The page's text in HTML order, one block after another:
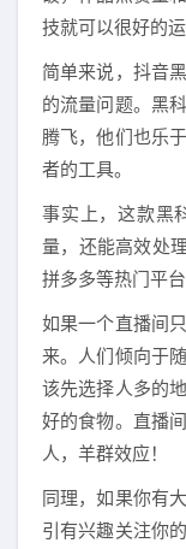
技就可以很好的
简单来说，抖音
的流量问题。黑
腾飞，他们也乐
者的工具。
事实上，这款黑
量，还能高效处
拼多多等热门平
如果一个直播间
来。人们倾向于
该先选择人多的
好的食物。直播
人，羊群效应！
同理，如果你有
引有兴趣关注你